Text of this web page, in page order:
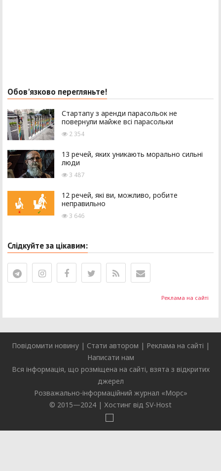
Реклама на сайті
Обов'язково перегляньте!
Стартапу з аренди парасольок не
повернули майже всі парасольки
2 354
13 речей, яких уникають морально сильні
люди
3 487
12 речей, які ви, можливо, робите
неправильно
3 646
Слідкуйте за цікавим:
Повідомити новину| Стати автором | Реклама на сайті |
Написати нам
Вся інформація, що розміщена на сайті, взята з відкритих
джерел
Розважально-інформаційний журнал «Морс»
© 2015—2024 | Хостинг від SV-Host